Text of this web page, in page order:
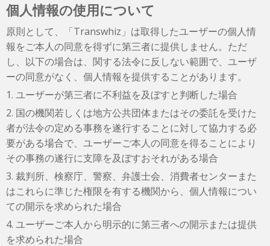
個人情報の使用について
原則として、「Transwhiz」は取得したユーザーの個人情
報をご本人の同意を得ずに第三者に提供しません。ただ
し、以下の場合は、関する法令に反しない範囲で、ユーザ
ーの同意がなく、個人情報を提供することがあります。
1. ユーザーが第三者に不利益を及ぼすと判断した場合
2. 国の機関若しくは地方公共団体またはその委託を受けた
者が法令の定める事務を遂行することに対して協力する必
要がある場合で、ユーザーご本人の同意を得ることにより
その事務の遂行に支障を及ぼすおそれがある場合
3. 裁判所、検察庁、警察、弁護士会、消費者センターまた
はこれらに準じた権限を有する機関から、個人情報につい
ての開示を求められた場合
4. ユーザーご本人から明示的に第三者への開示または提供
を求められた場合